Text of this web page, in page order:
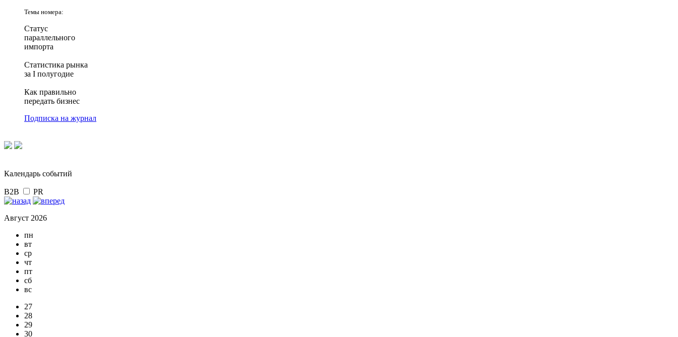
Темы номера:
Статус
параллельного
импорта
Статистика рынка
за I полугодие
Как правильно
передать бизнес
Подписка на журнал
Календарь событий
B2B PR
Август 2026
пн
вт
ср
чт
пт
сб
вс
27
28
29
30